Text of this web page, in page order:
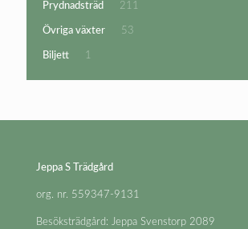
Prydnadsträd
211
Övriga växter
53
Biljett
1
Jeppa S Trädgård
org. nr. 559347-9131
Besöksträdgård: Jeppa Svenstorp 2089